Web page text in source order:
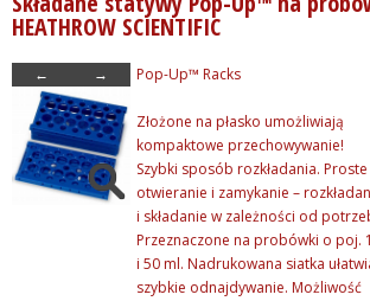
+ Porcelana laboratoryjna
+ Rury, pręty, kapilary ...
+ Szkło kwarcowe
+ Szkło laboratoryjne
+ Termometry / Areometry
+ Urządzenia laboratoryj...
+ WPL - produkcja
+ Wyroby z gumy, drewna, ...
HEATHROW SCIENTIFIC
← → Pop-Up™ Racks
Złożone na płasko umożliwiają
kompaktowe przechowywanie!
Szybki sposób rozkładania. Proste
otwieranie i zamykanie –
i składanie w zależności od
Przeznaczone na probówki o poj.
i 50 ml. Nadrukowana siatka
szybkie odnajdywanie. Możliwość